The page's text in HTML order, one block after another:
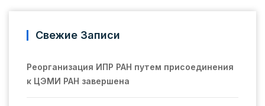
Свежие Записи
Реорганизация ИПР РАН путем присоединения
к ЦЭМИ РАН завершена